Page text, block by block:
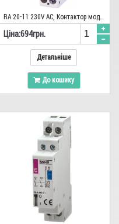
RA 20-11 230V AC, Контактор модульний
Цiна:694грн.
Детальніше
До кошику